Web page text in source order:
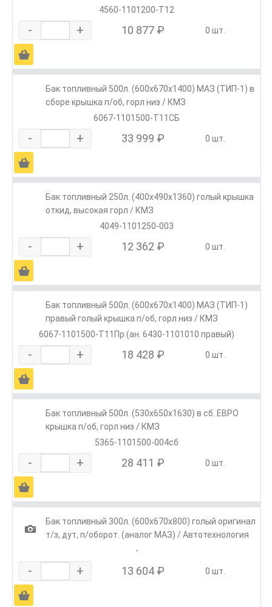
4560-1101200-Т12
- + 10 877 ₽ 0 шт.
Ä
Бак топливный 500л. (600х670х1400) МАЗ (ТИП-1) в
сборе крышка п/об, горл низ / КМЗ
6067-1101500-Т11СБ
- + 33 999 ₽ 0 шт.
Ä
Бак топливный 250л. (400х490х1360) голый крышка
откид, высокая горл / КМЗ
4049-1101250-003
- + 12 362 ₽ 0 шт.
Ä
Бак топливный 500л. (600х670х1400) МАЗ (ТИП-1)
правый голый крышка п/об, горл низ / КМЗ
6067-1101500-Т11Пр (ан. 6430-1101010 правый)
- + 18 428 ₽ 0 шт.
Ä
Бак топливный 500л. (530х650х1630) в сб. ЕВРО
крышка п/об, горл низ / КМЗ
5365-1101500-004сб
- + 28 411 ₽ 0 шт.
Ä
1
Бак топливный 300л. (600х670х800) голый оригинал
т/з, дут, п/оборот. (аналог МАЗ) / Автотехнология
-
- + 13 604 ₽ 0 шт.
Ä